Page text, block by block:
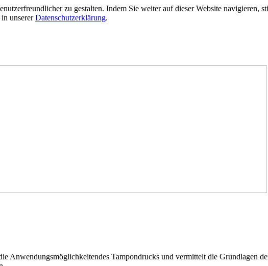
zu gestalten. Indem Sie weiter auf dieser Website navigieren,
unsererDatenschutzerklärung.
Anwendungsmöglichkeitendes Tampondrucks und vermittelt die Grundlagen